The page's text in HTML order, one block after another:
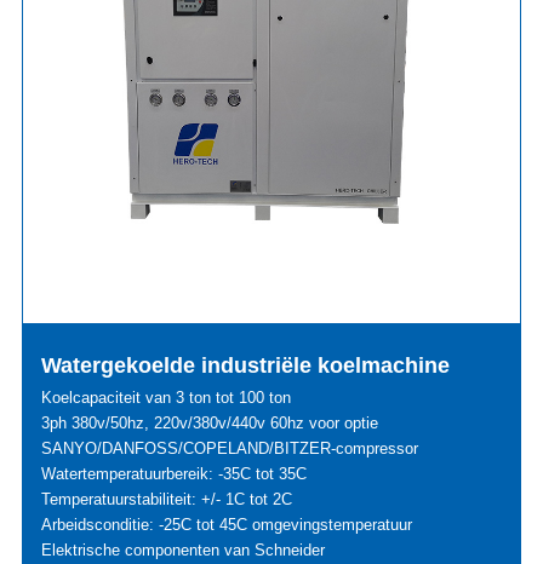
Watergekoelde industriële koelmachine
Koelcapaciteit van 3 ton tot 100 ton
3ph 380v/50hz, 220v/380v/440v 60hz voor optie
SANYO/DANFOSS/COPELAND/BITZER-compressor
Watertemperatuurbereik: -35C tot 35C
Temperatuurstabiliteit: +/- 1C tot 2C
Arbeidsconditie: -25C tot 45C omgevingstemperatuur
Elektrische componenten van Schneider